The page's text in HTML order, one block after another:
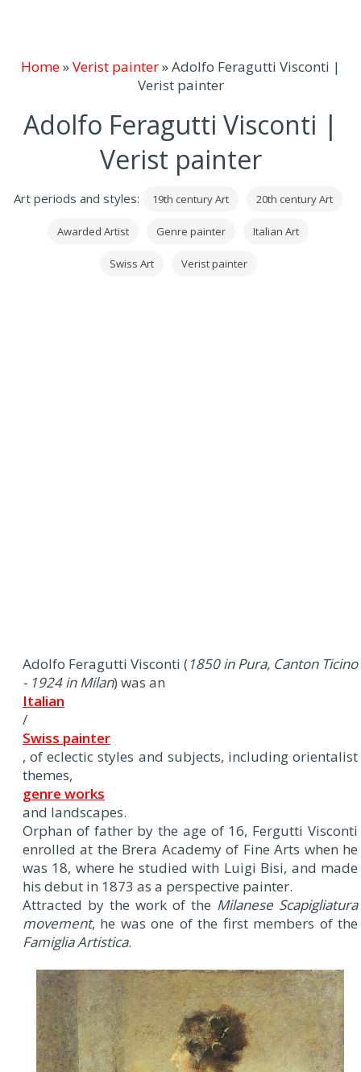
Home»Verist painter»Adolfo Feragutti Visconti |
Verist painter
Adolfo Feragutti Visconti |
Verist painter
Art periods and styles: 19th century Art 20th century Art
Awarded Artist Genre painter Italian Art
Swiss Art Verist painter
Adolfo Feragutti Visconti (1850 in Pura, Canton Ticino
- 1924 in Milan) was an
Italian
/
Swiss painter
, of eclectic styles and subjects, including orientalist
themes,
genre works
and landscapes.
Orphan of father by the age of 16, Fergutti Visconti
enrolled at the Brera Academy of Fine Arts when he
was 18, where he studied with Luigi Bisi, and made
his debut in 1873 as a perspective painter.
Attracted by the work of the Milanese Scapigliatura
movement, he was one of the first members of the
Famiglia Artistica.